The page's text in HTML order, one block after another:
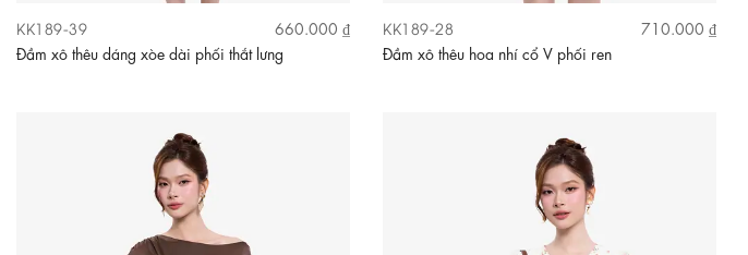
KK189-39
660.000 ₫
Đầm xô thêu dáng xòe dài phối thắt lưng
KK189-28
710.000 ₫
Đầm xô thêu hoa nhí cổ V phối ren